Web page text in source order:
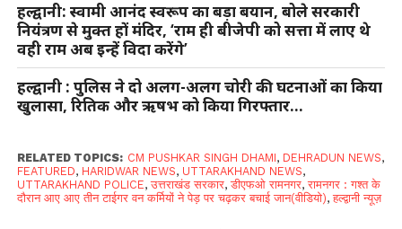
हल्द्वानी: स्वामी आनंद स्वरूप का बड़ा बयान, बोले सरकारी
नियंत्रण से मुक्त हों मंदिर, ‘राम ही बीजेपी को सत्ता में लाए थे
वही राम अब इन्हें विदा करेंगे’
हल्द्वानी : पुलिस ने दो अलग-अलग चोरी की घटनाओं का किया
खुलासा, रितिक और ऋषभ को किया गिरफ्तार…
RELATED TOPICS: CM PUSHKAR SINGH DHAMI, DEHRADUN NEWS,
FEATURED, HARIDWAR NEWS, UTTARAKHAND NEWS,
UTTARAKHAND POLICE,उत्तराखंड सरकार,डीएफओ रामनगर,रामनगर : गश्त के
दौरान आए आए तीन टाईगर वन कर्मियों ने पेड़ पर चढ़कर बचाई जान(वीडियो),हल्द्वानी न्यूज़